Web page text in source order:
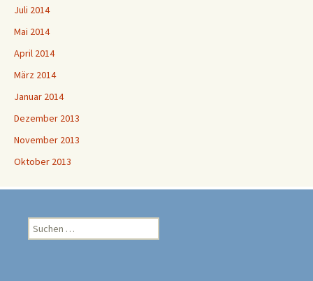
Juli 2014
Mai 2014
April 2014
März 2014
Januar 2014
Dezember 2013
November 2013
Oktober 2013
Suchen
nach: